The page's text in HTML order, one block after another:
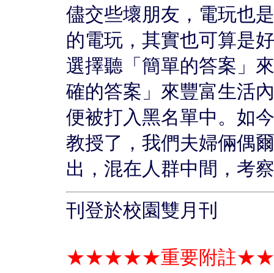
儘交些壞朋友，電玩也
的電玩，其實也可算是
選擇聽「簡單的答案」
確的答案」來豐富生活
便被打入黑名單中。如
教授了，我們夫婦倆偶
出，混在人群中間，考
刊登於校園雙月刊
★★★★★重要附註